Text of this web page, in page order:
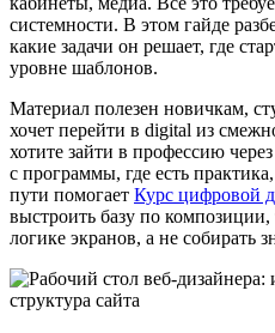
системности. В этом гайде
какие задачи он решает, где
уровне шаблонов.
Материал полезен новичкам,
хочет перейти в digital из
хотите зайти в профессию
с программы, где есть
пути помогает Курс цифровой
выстроить базу по
логике экранов, а не собирать